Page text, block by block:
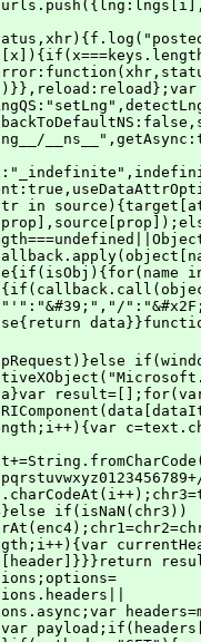
1){languages.push(language)}else{log("rejecting non-whitelisted language: "+language)}};if(typeof lng==="string"&&lng.indexOf("-")>-1){var parts=lng.split("-");if(o.load!=="unspecific")addLanguage(applyCase(lng));if(o.load!=="current")addLanguage(applyCase(parts[this.getCountyIndexOfLng(lng)]))}else{addLanguage(applyCase(lng))}for(var i=0;i<fallbackLng.length;i++){if(languages.indexOf(fallbackLng[i])===-1&&fallbackLng[i])languages.push(applyCase(fallbackLng[i]))}return languages},regexEscape:function(str){return str.replace(/[\-\[\]\/\{\}\(\)\*\+\?\.\\\^\$\|]/g,"\\$&")},regexReplacementEscape:function(strOrFn){if(typeof strOrFn==="string"){return strOrFn.replace(/\$/g,"$$$$")}else{return strOrFn}},localStorage:{setItem:function(key,value){if(window.localStorage){try{window.localStorage.setItem(key,value)}catch(e){f.log('failed to set value for key "'+key+'" to localStorage.')}}},getItem:function(key,value){if(window.localStorage){try{return window.localStorage.getItem(key,value)}catch(e){f.log('failed to get value for key "'+key+'" from localStorage.');return undefined}}}}};function init(options,cb){if(typeof options==="function"){cb=options;options={}}options=options||{};f.extend(o,options);delete o.fixLng;if(o.functions){delete o.functions;f.extend(f,options.functions)}if(typeof o.ns=="string"){o.ns={namespaces:[o.ns],defaultNs:o.ns}}if(typeof o.fallbackNS=="string"){o.fallbackNS=[o.fallbackNS]}if(typeof